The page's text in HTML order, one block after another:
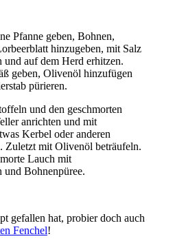
Pfanne geben, Bohnen,
hinzugeben, mit Salz
auf dem Herd erhitzen.
geben, Olivenöl hinzufügen
pürieren.
und den geschmorten
anrichten und mit
Kerbel oder anderen
Zuletzt mit Olivenöl beträufeln.
Lauch mit
Bohnenpüree.
gefallen hat, probier doch auch
Fenchel!